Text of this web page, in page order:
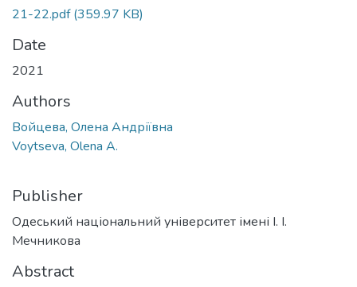
21-22.pdf(359.97 KB)
Date
2021
Authors
Войцева, Олена Андріївна
Voytseva, Olena A.
Publisher
Одеський національний університет імені І. І.
Мечникова
Abstract